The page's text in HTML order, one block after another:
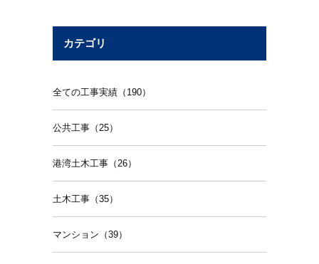
カテゴリ
全ての工事実績（190）
公共工事（25）
港湾土木工事（26）
土木工事（35）
マンション（39）